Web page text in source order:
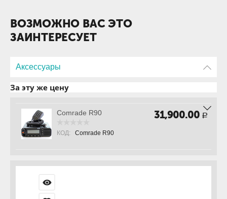
ВОЗМОЖНО ВАС ЭТО
ЗАИНТЕРЕСУЕТ
Аксессуары
За эту же цену
Comrade R90
КОД: Comrade R90
31,900.00 Р